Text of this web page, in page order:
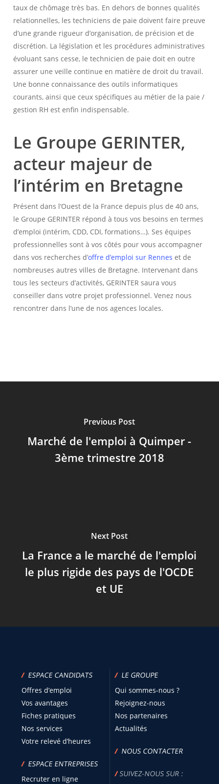
taux de chômage très bas. En dehors de bonnes qualités
relationnelles, les techniciens de paie doivent faire preuve
d’une grande rigueur d’organisation, de précision et de
discrétion. La législation et les procédures administratives
évoluant sans cesse, le technicien de paie doit en outre
assurer une veille continue en matière de droit du travail.
Une bonne connaissance des outils informatiques
courants, ainsi que ceux spécifiques au métier de la paie /
gestion RH est enfin indispensable.
Le Groupe GERINTER,
acteur majeur de
l’intérim en Bretagne
Présent dans l’Ouest de la France depuis plus de 40 ans,
le Groupe GERINTER répond à tous vos besoins en termes
d’emploi (intérim, CDD, CDI, formations…). Ses équipes
professionnelles sont à vos côtés pour vous accompagner
dans vos recherches d’offre d’emploi sur Rennes et de
nombreuses autres villes de Bretagne. Intervenant dans
tous les secteurs d’activités, GERINTER saura vous
conseiller dans votre projet professionnel. Venez nous
rencontrer dans l’une de nos agences locales.
Previous Post
Marché de l'emploi à Quimper -
3ème trimestre 2018
Next Post
La France a le marché de l'emploi
le plus rigide des pays de l'OCDE
et UE
/ ESPACE CANDIDATS
Offres d’emploi
Vos avantages
Fiches pratiques
Nos services
Votre relevé d’heures
/ ESPACE ENTREPRISES
Recruter en ligne
/ LE GROUPE
Qui sommes-nous ?
Rejoignez-nous
Nos partenaires
Actualités
/NOUS CONTACTER
/SUIVEZ-NOUS SUR :